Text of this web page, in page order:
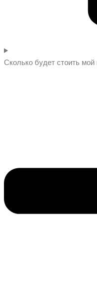
Сколько будет стоить мой